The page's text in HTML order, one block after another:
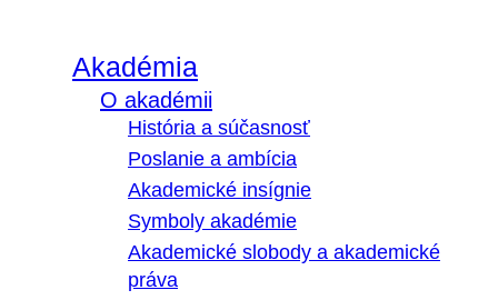
Akadémia
O akadémii
História a súčasnosť
Poslanie a ambícia
Akademické insígnie
Symboly akadémie
Akademické slobody a akademické
práva